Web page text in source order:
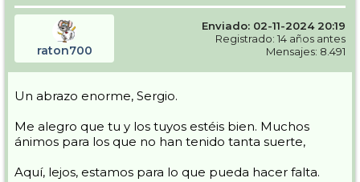
raton700
Enviado: 02-11-2024 20:19
Registrado: 14 años antes
Mensajes: 8.491
Un abrazo enorme, Sergio.
Me alegro que tu y los tuyos estéis bien. Muchos
ánimos para los que no han tenido tanta suerte,
Aquí, lejos, estamos para lo que pueda hacer falta.